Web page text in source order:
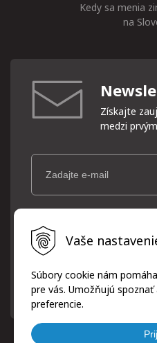
Vaše
Súbory cookie nám
pre vás. Umožňujú
preferencie.
Kedy sa menia
na
Získajte
medzi
Vaše osobné údaje (email)
účelom v súlade s platnou
osobných údajov. Súhlas
písomne, emailom alebo
informačného emailu.